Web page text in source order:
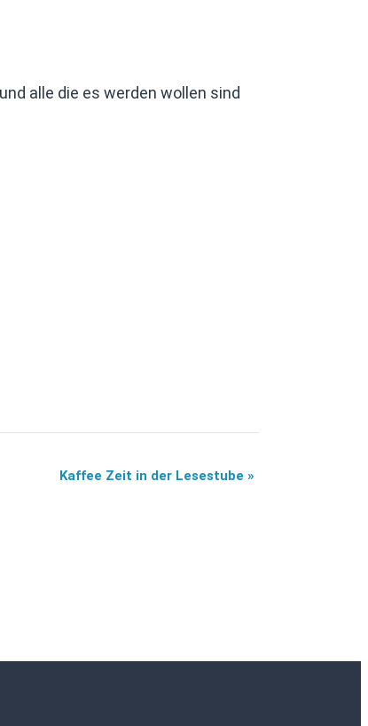
alle die es werden wollen sind
Kaffee Zeit in der Lesestube »